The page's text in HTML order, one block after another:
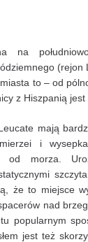
na
(rejon
to – od
z Hiszpanią jest
mają
i
od morza.
że to miejsce
nad
popularnym
jest też